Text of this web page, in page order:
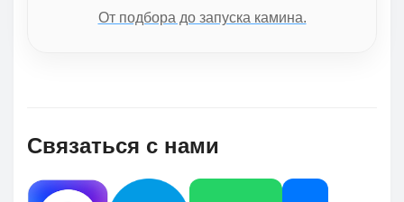
От подбора до запуска камина.
Связаться с нами